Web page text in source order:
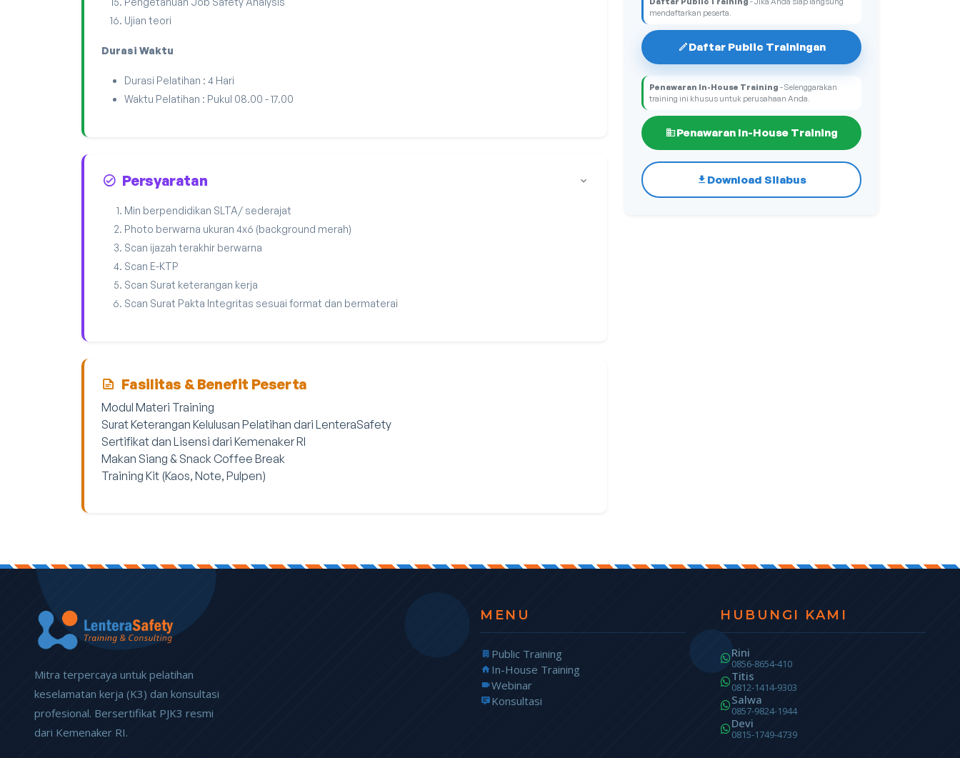
Ujian teori
Durasi Waktu
Durasi Pelatihan : 4 Hari
Waktu Pelatihan : Pukul 08.00 - 17.00
Persyaratan
Min berpendidikan SLTA/ sederajat
Photo berwarna ukuran 4x6 (background merah)
Scan ijazah terakhir berwarna
Scan E-KTP
Scan Surat keterangan kerja
Scan Surat Pakta Integritas sesuai format dan bermaterai
Fasilitas & Benefit Peserta
Modul Materi Training
Surat Keterangan Kelulusan Pelatihan dari LenteraSafety
Sertifikat dan Lisensi dari Kemenaker RI
Makan Siang & Snack Coffee Break
Training Kit (Kaos, Note, Pulpen)
mendaftarkan peserta.
Daftar Public Trainingan
Penawaran In-House Training - Selenggarakan
training ini khusus untuk perusahaan Anda.
Penawaran In-House Training
Download Silabus
Mitra terpercaya untuk pelatihan
keselamatan kerja (K3) dan konsultasi
profesional. Bersertifikat PJK3 resmi
dari Kemenaker RI.
MENU
Public Training
In-House Training
Webinar
Konsultasi
HUBUNGI KAMI
Rini
0856-8654-410
Titis
0812-1414-9303
Salwa
0857-9824-1944
Devi
0815-1749-4739